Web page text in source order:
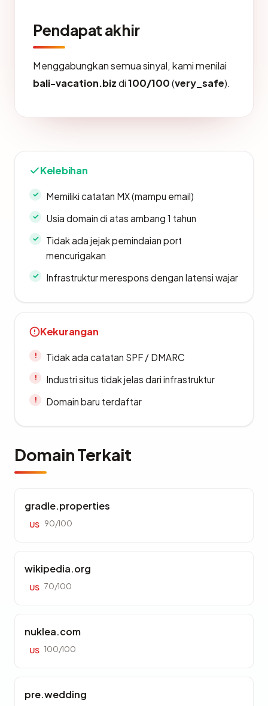
Pendapat akhir
Menggabungkan semua sinyal, kami menilai
bali-vacation.bizdi100/100(very_safe).
Kelebihan
Memiliki catatan MX (mampu email)
Usia domain di atas ambang 1 tahun
Tidak ada jejak pemindaian port
mencurigakan
Infrastruktur merespons dengan latensi wajar
Kekurangan
Tidak ada catatan SPF / DMARC
Industri situs tidak jelas dari infrastruktur
Domain baru terdaftar
Domain Terkait
gradle.properties
US 90/100
wikipedia.org
US 70/100
nuklea.com
US 100/100
pre.wedding